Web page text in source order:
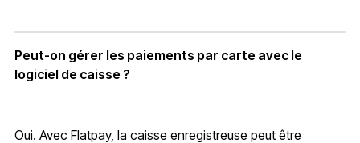
Peut-on gérer les paiements par carte avec le
logiciel de caisse ?
Oui. Avec Flatpay, la caisse enregistreuse peut être